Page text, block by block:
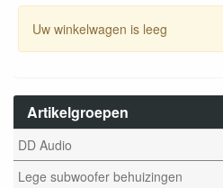
Uw winkelwagen is leeg
Artikelgroepen
DD Audio
Lege subwoofer behuizingen